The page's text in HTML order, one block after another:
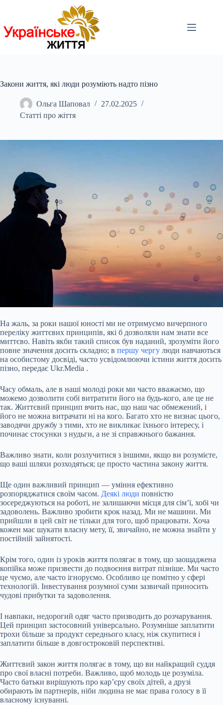
Закони життя, які люди розуміють надто пізно
Ольга Шаповал
27.02.2025
Статті про жіття
На жаль, за роки нашої юності ми не отримуємо вичерпного
переліку життєвих принципів, які б дозволяли нам знати все
миттєво. Навіть якби такий список був наданий, зрозуміти його
повне значення досить складно; в першу чергу люди навчаються
на особистому досвіді, часто усвідомлюючи істини життя досить
пізно, передає Ukr.Media .
Часу обмаль, але в наші молоді роки ми часто вважаємо, що
можемо дозволити собі витратити його на будь-кого, але це не
так. Життєвий принцип вчить нас, що наш час обмежений, і
його не можна витрачати ні на кого. Багато хто не визнає цього,
заводячи дружбу з тими, хто не викликає їхнього інтересу, і
починає стосунки з нудьги, а не зі справжнього бажання.
Важливо знати, коли розлучитися з іншими, якщо ви розумієте,
що ваші шляхи розходяться; це просто частина закону життя.
Ще один важливий принцип — уміння ефективно
розпоряджатися своїм часом. Деякі люди повністю
зосереджуються на роботі, не залишаючи місця для сім’ї, хобі чи
задоволень. Важливо зробити крок назад. Ми не машини. Ми
прийшли в цей світ не тільки для того, щоб працювати. Хоча
кожен має шукати власну мету, її, звичайно, не можна знайти у
постійній зайнятості.
Крім того, один із уроків життя полягає в тому, що заощаджена
копійка може призвести до подвоєння витрат пізніше. Ми часто
це чуємо, але часто ігноруємо. Особливо це помітно у сфері
технологій. Інвестування розумної суми зазвичай приносить
чудові прибутки та задоволення.
І навпаки, недорогий одяг часто призводить до розчарування.
Цей принцип застосовний універсально. Розумніше заплатити
трохи більше за продукт середнього класу, ніж скупитися і
заплатити більше в довгостроковій перспективі.
Життєвий закон життя полягає в тому, що ви найкращий суддя
про свої власні потреби. Важливо, щоб молодь це розуміла.
Часто батьки вирішують про кар’єру своїх дітей, а друзі
обирають їм партнерів, ніби людина не має права голосу в її
власному існуванні.